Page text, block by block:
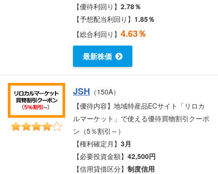
【優待利回り】2.78％
【予想配当利回り】 1.85％
【総合利回り】4.63％
最新株価
JSH （150A）
【優待内容】地域特産品ECサイト「リロカ
ルマーケット」で使える優待買物割引クーポ
ン（5％割引～）
【権利確定月】3月
【必要投資金額】42,500円
【信用貸借区分】制度信用